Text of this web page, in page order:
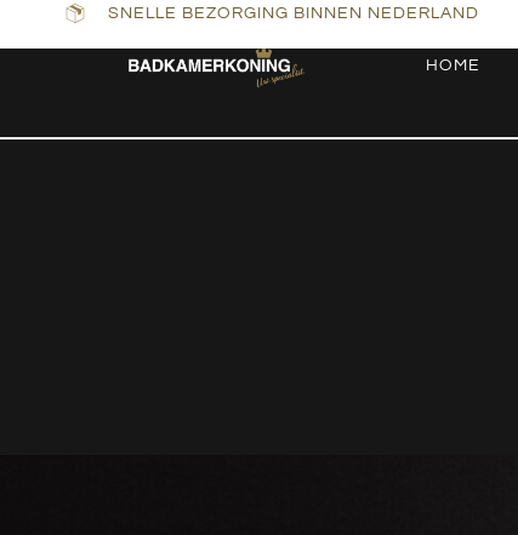
SNELLE BEZORGING BINNEN NEDERLAND
HOME